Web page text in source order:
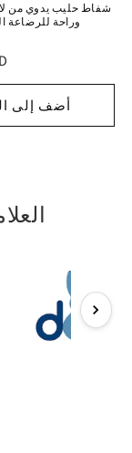
شفاط حليب يدوي من
وراحة للرضاعة
أضف إلى